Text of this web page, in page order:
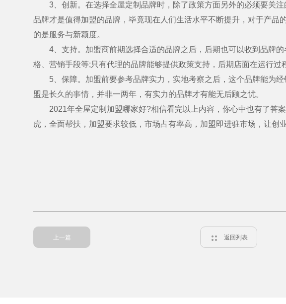
3、创新。在选择全屋定制品牌时，除了政策方面另外的必须要关注
品牌才是值得加盟的品牌，毕竟现在人们生活水平不断提升，对于产品
的是服务与新颖度。
4、支持。加盟商前期选择合适的品牌之后，后期也可以收到品牌的
格、营销手段等;只有代理的品牌能够提供政策支持，后期店面在运行过
5、保障。加盟前要参考品牌实力，实地考察之后，这个品牌能为经
盟是长久的事情，并非一两年，有实力的品牌才有能无后顾之忧。
2021年全屋定制加盟哪家好?相信看完以上内容，你心中也有了答案
虎，全面帮扶，加盟要求较低，市场占有率高，加盟即进驻市场，让创业
上一篇 返回列表